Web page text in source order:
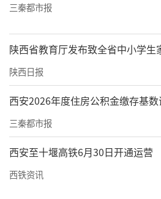
为彻底解决老城新街巷易
市住建局组织金城办、村
研究确定排水改造方案，
支持。改造工程为新街
网，以顶管方式接入西环
解决新街巷内涝问题。在
工作人员围绕建设任务
力，强化施工队伍和机
度，截止目前，新街巷排
三秦都市报
陕西省教育厅发布致全省中小学生
陕西日报
西安2026年度住房公积金缴存基
三秦都市报
西安至十堰高铁6月30日开通运营
西铁资讯